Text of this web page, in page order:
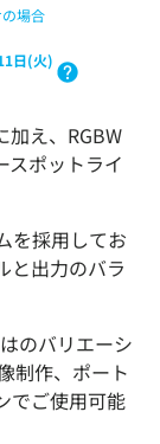
場合
日(火)
加え、RGBW
スポットライ
を採用してお
と出力のバラ
のバリエーシ
制作、ポート
でご使用可能